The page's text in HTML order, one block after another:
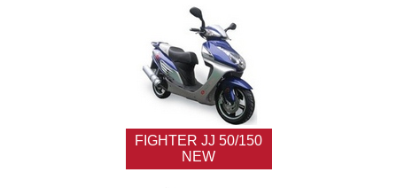
FIGHTER JJ 50/150
NEW